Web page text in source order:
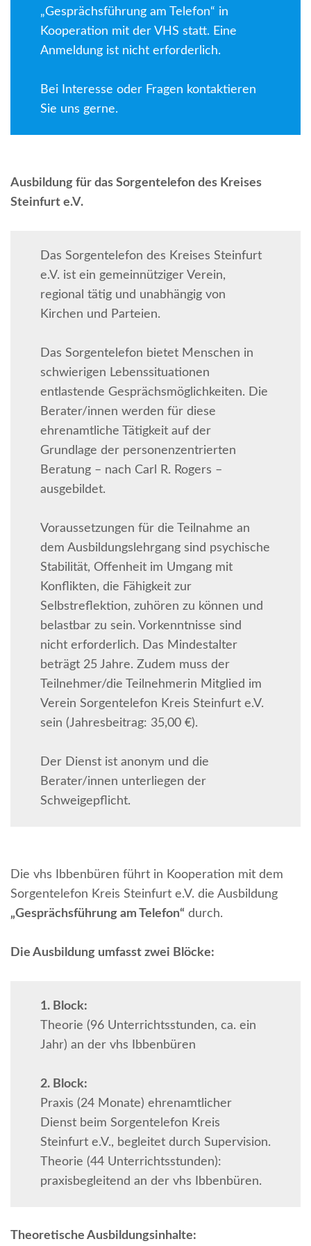
„Gesprächsführung am Telefon“ in
Kooperation mit der VHS statt. Eine
Anmeldung ist nicht erforderlich.
Bei Interesse oder Fragen kontaktieren
Sie uns gerne.
Ausbildung für das Sorgentelefon des Kreises
Steinfurt e.V.
Das Sorgentelefon des Kreises Steinfurt
e.V. ist ein gemeinnütziger Verein,
regional tätig und unabhängig von
Kirchen und Parteien.
Das Sorgentelefon bietet Menschen in
schwierigen Lebenssituationen
entlastende Gesprächsmöglichkeiten. Die
Berater/innen werden für diese
ehrenamtliche Tätigkeit auf der
Grundlage der personenzentrierten
Beratung – nach Carl R. Rogers –
ausgebildet.
Voraussetzungen für die Teilnahme an
dem Ausbildungslehrgang sind psychische
Stabilität, Offenheit im Umgang mit
Konflikten, die Fähigkeit zur
Selbstreflektion, zuhören zu können und
belastbar zu sein. Vorkenntnisse sind
nicht erforderlich. Das Mindestalter
beträgt 25 Jahre. Zudem muss der
Teilnehmer/die Teilnehmerin Mitglied im
Verein Sorgentelefon Kreis Steinfurt e.V.
sein (Jahresbeitrag: 35,00 €).
Der Dienst ist anonym und die
Berater/innen unterliegen der
Schweigepflicht.
Die vhs Ibbenbüren führt in Kooperation mit dem
Sorgentelefon Kreis Steinfurt e.V. die Ausbildung
„Gesprächsführung am Telefon“ durch.
Die Ausbildung umfasst zwei Blöcke:
1. Block:
Theorie (96 Unterrichtsstunden, ca. ein
Jahr) an der vhs Ibbenbüren
2. Block:
Praxis (24 Monate) ehrenamtlicher
Dienst beim Sorgentelefon Kreis
Steinfurt e.V., begleitet durch Supervision.
Theorie (44 Unterrichtsstunden):
praxisbegleitend an der vhs Ibbenbüren.
Theoretische Ausbildungsinhalte: